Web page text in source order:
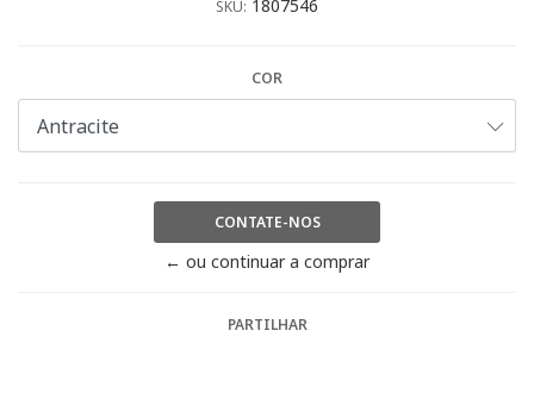
SKU: 1807546
COR
CONTATE-NOS
← ou continuar a comprar
PARTILHAR